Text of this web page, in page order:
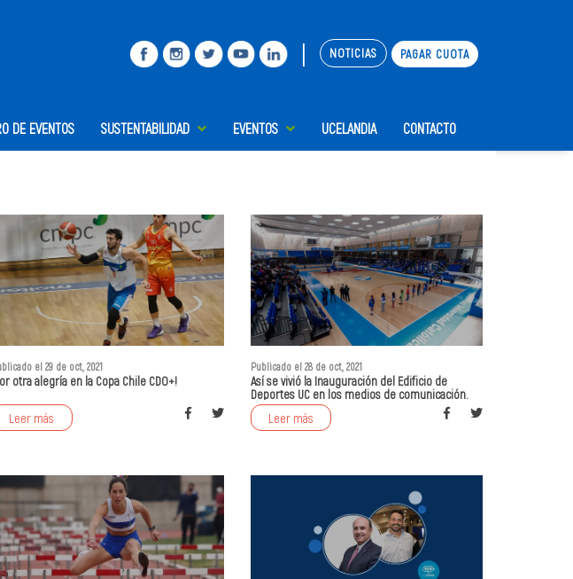
| NOTICIAS PAGAR CUOTA
DE EVENTOS SUSTENTABILIDAD EVENTOS UCELANDIA CONTACTO
el 29 de oct, 2021
otra alegría en la Copa Chile CDO+!
Leer más
Publicado el 28 de oct, 2021
Así se vivió la Inauguración del Edificio de
Deportes UC en los medios de comunicación.
Leer más